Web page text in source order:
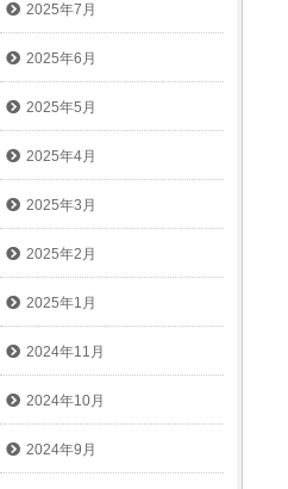
2025年7月
2025年6月
2025年5月
2025年4月
2025年3月
2025年2月
2025年1月
2024年11月
2024年10月
2024年9月